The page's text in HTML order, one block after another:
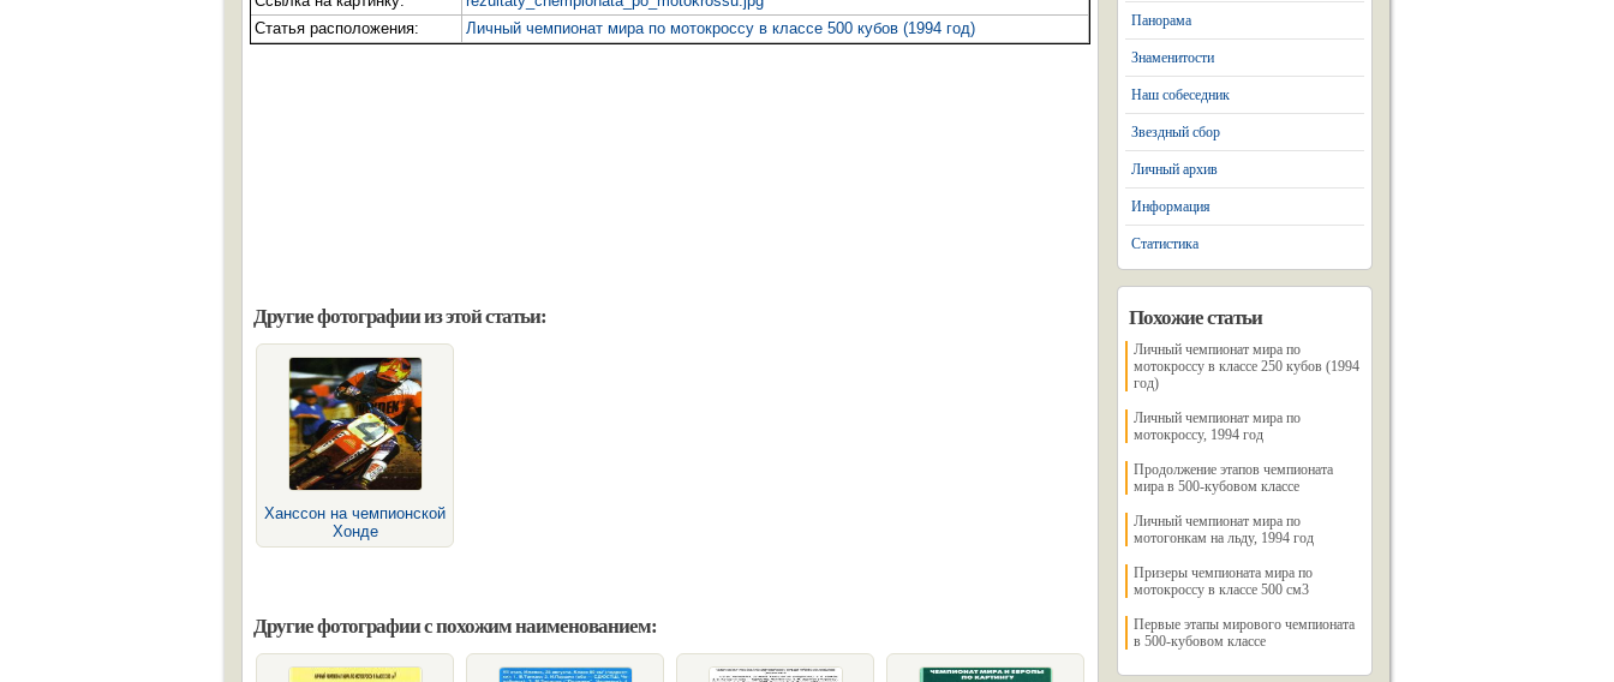
Статья расположения:
Личный чемпионат мира по мотокроссу в классе 500 кубов (1994 год)
Другие фотографии из этой статьи:
Ханссон на чемпионской
Хонде
Другие фотографии с похожим наименованием:
Панорама
Знаменитости
Наш собеседник
Звездный сбор
Личный архив
Информация
Статистика
Похожие статьи
Личный чемпионат мира по
мотокроссу в классе 250 кубов (1994
год)
Личный чемпионат мира по
мотокроссу, 1994 год
Продолжение этапов чемпионата
мира в 500-кубовом классе
Личный чемпионат мира по
мотогонкам на льду, 1994 год
Призеры чемпионата мира по
мотокроссу в классе 500 см3
Первые этапы мирового чемпионата
в 500-кубовом классе